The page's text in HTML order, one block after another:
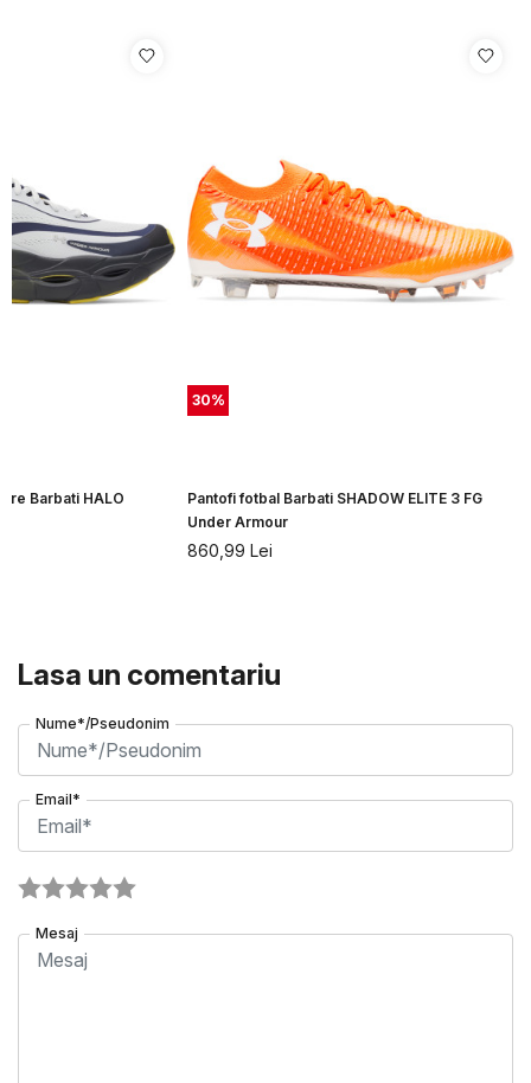
Barbati HALO
30%
Pantofi fotbal Barbati SHADOW ELITE 3 FG
Under Armour
860,99 Lei
Lasa un comentariu
Nume*/Pseudonim
Email*
Mesaj